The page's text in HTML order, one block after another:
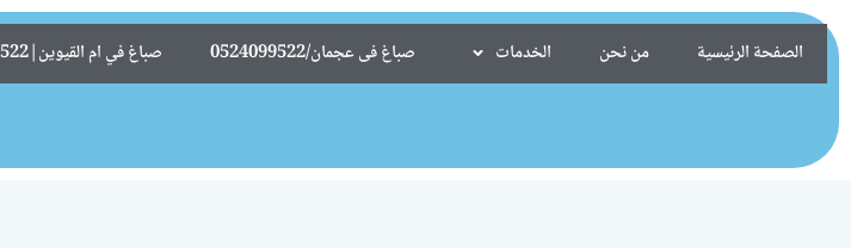
تخطي
إلى
المحتوى
الصفحة الرئيسية من نحن الخدمات صباغ فى عجمان/0524099522 صباغ في ام القيوين|0524099522